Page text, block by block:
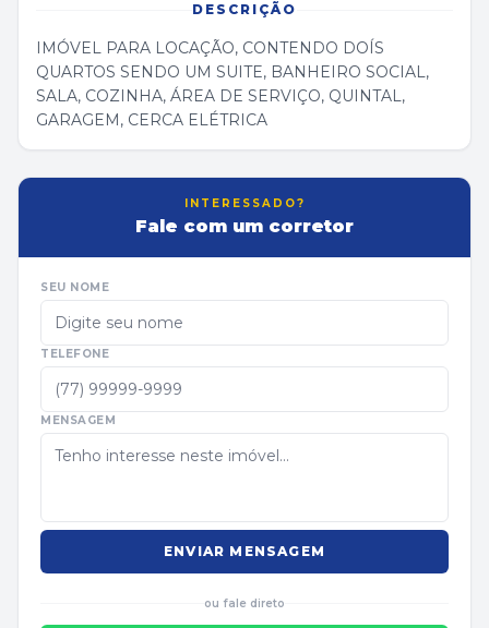
DESCRIÇÃO
IMÓVEL PARA LOCAÇÃO, CONTENDO DOÍS
QUARTOS SENDO UM SUITE, BANHEIRO SOCIAL,
SALA, COZINHA, ÁREA DE SERVIÇO, QUINTAL,
GARAGEM, CERCA ELÉTRICA
INTERESSADO?
Fale com um corretor
SEU NOME
TELEFONE
MENSAGEM
ENVIAR MENSAGEM
ou fale direto